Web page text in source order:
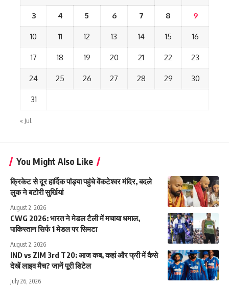
3 4 5 6 7 8 9
10 11 12 13 14 15 16
17 18 19 20 21 22 23
24 25 26 27 28 29 30
31
« Jul
You Might Also Like
क्रिकेट से दूर हार्दिक पांड्या पहुंचे वेंकटेश्वर मंदिर, बदले
लुक ने बटोरी सुर्खियां
August 2, 2026
CWG 2026: भारत ने मेडल टैली में मचाया धमाल,
पाकिस्तान सिर्फ 1 मेडल पर सिमटा
August 2, 2026
IND vs ZIM 3rd T20: आज कब, कहां और फ्री में कैसे
देखें लाइव मैच? जानें पूरी डिटेल
July 26, 2026